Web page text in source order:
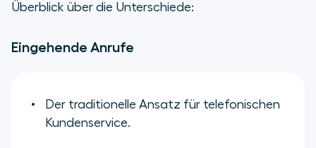
Überblick über die Unterschiede:
Eingehende Anrufe
Der traditionelle Ansatz für telefonischen
Kundenservice.